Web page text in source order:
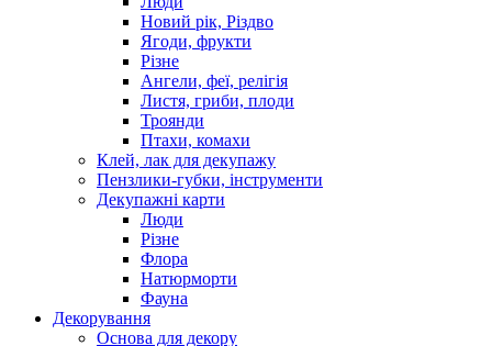
Новий рік, Різдво
Ягоди, фрукти
Різне
Ангели, феї, релігія
Листя, гриби, плоди
Троянди
Птахи, комахи
Клей, лак для декупажу
Пензлики-губки, інструменти
Декупажні карти
Люди
Різне
Флора
Натюрморти
Фауна
Декорування
Основа для декору